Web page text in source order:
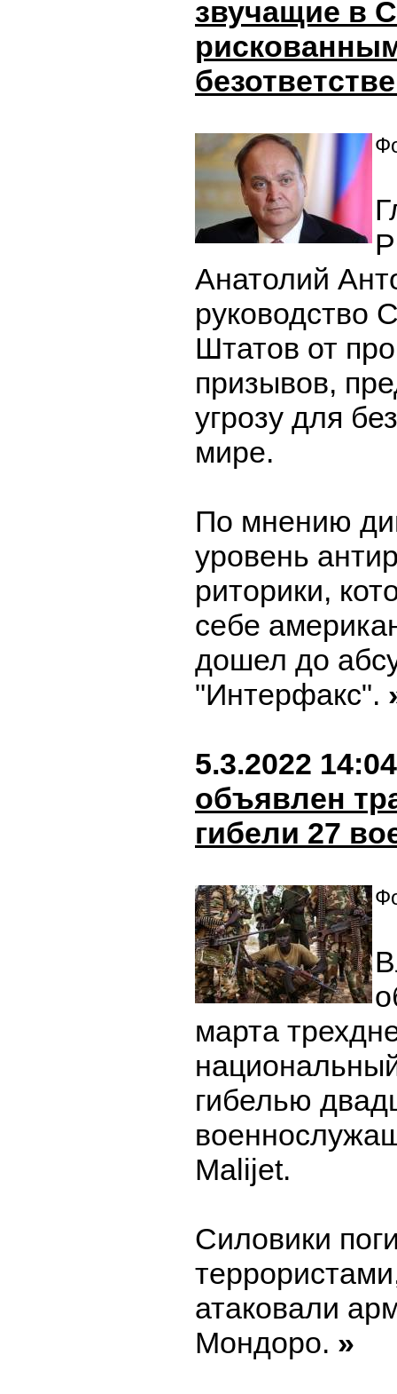
звучащие в
Анатолий
руководство
Штатов от
призывов,
угрозу для
мире.
По мнению
уровень
риторики,
себе
дошел до
"Интерфакс".
5.3.2022 14:04
объявлен
гибели 27
марта
гибелью
Malijet.
Силовики
атаковали
Мондоро. »